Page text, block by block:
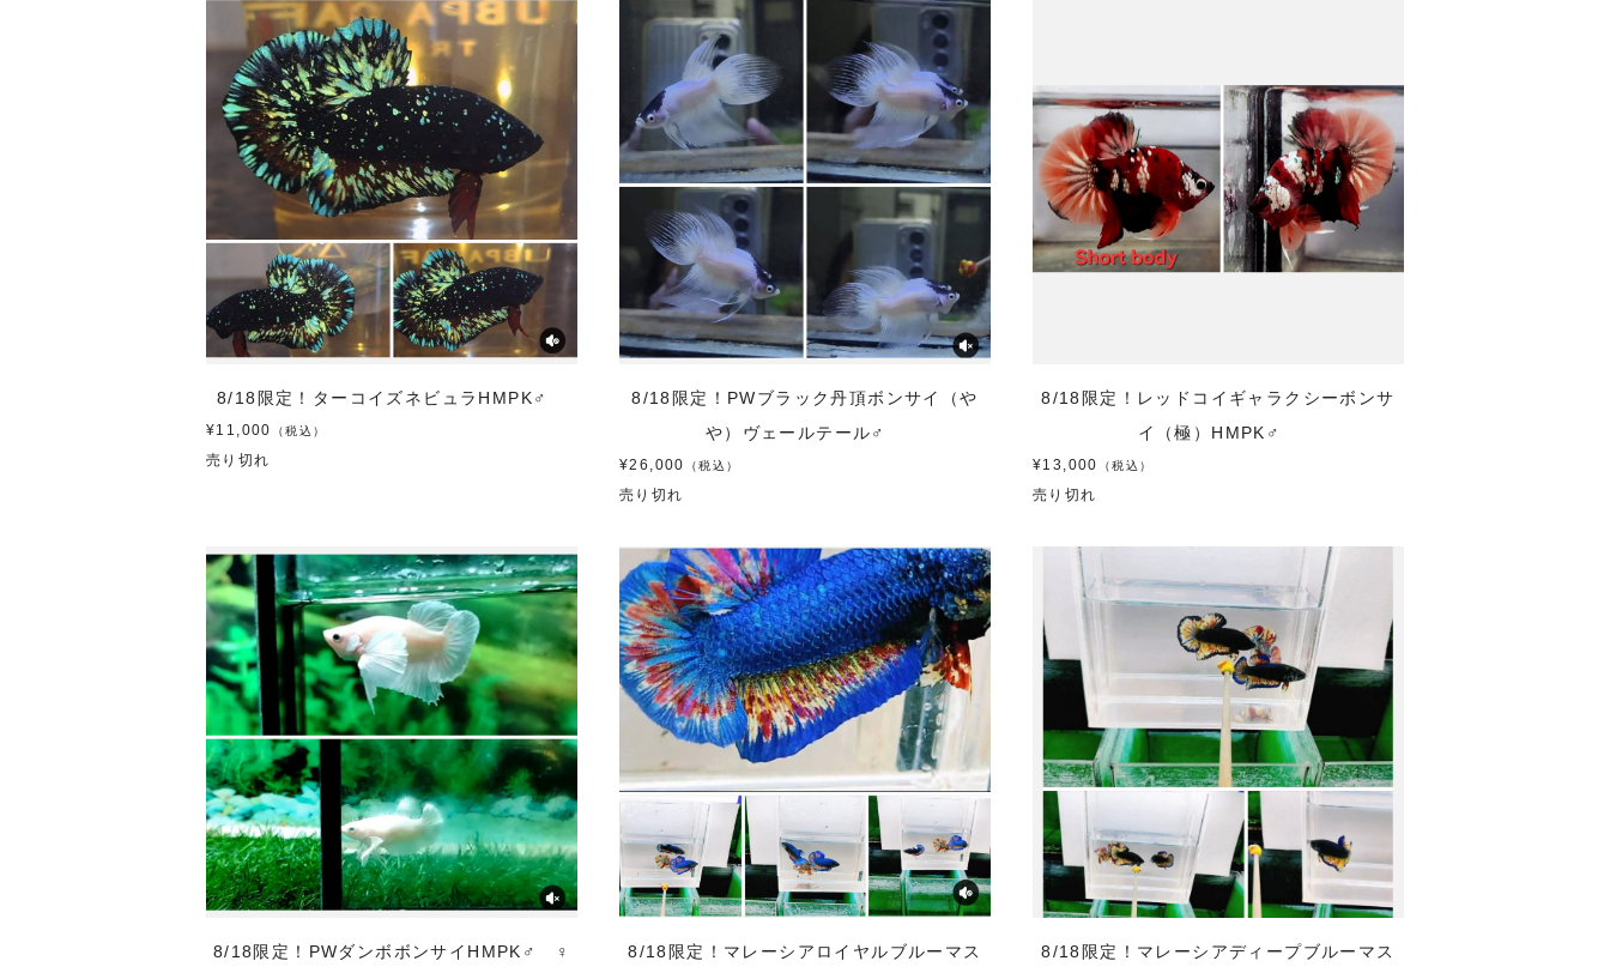
8/18限定！ターコイズネビュラHMPK♂
¥11,000 （税込）
売り切れ
8/18限定！PWブラック丹頂ボンサイ（や
や）ヴェールテール♂
¥26,000 （税込）
売り切れ
8/18限定！レッドコイギャラクシーボンサ
イ（極）HMPK♂
¥13,000 （税込）
売り切れ
8/18限定！PWダンボボンサイHMPK♂ ♀
8/18限定！マレーシアロイヤルブルーマス
8/18限定！マレーシアディープブルーマス